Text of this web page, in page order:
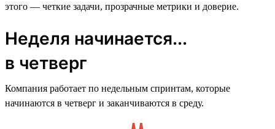
этого — четкие задачи, прозрачные метрики и доверие.
Неделя начинается...
в четверг
Компания работает по недельным спринтам, которые
начинаются в четверг и заканчиваются в среду.